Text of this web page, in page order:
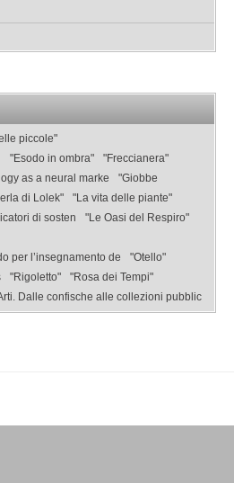
piccole"
"Esodo in ombra"
"Freccianera"
as a neural marke
"Giobbe
di Lolek"
"La vita delle piante"
di sosten
"Le Oasi del Respiro"
per l’insegnamento de
"Otello"
"Rigoletto"
"Rosa dei Tempi"
Dalle confische alle collezioni pubblic